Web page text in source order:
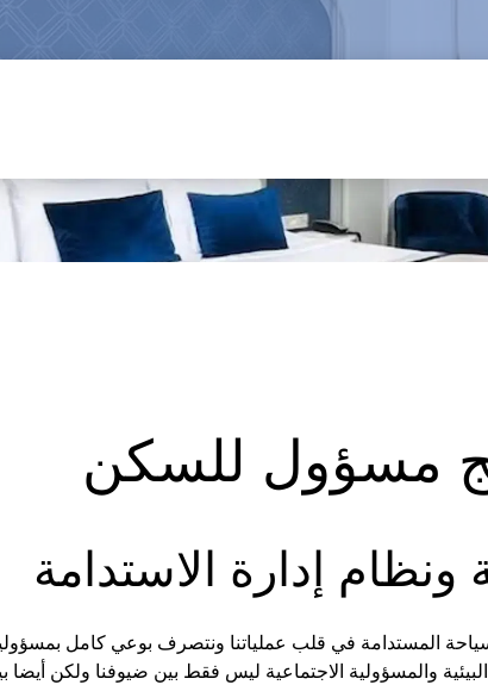
مسؤول للسكن
ونظام إدارة الاستدامة
المستدامة في قلب عملياتنا ونتصرف بوعي كامل
البيئية والمسؤولية الاجتماعية ليس فقط بين ضيوفنا ولكن